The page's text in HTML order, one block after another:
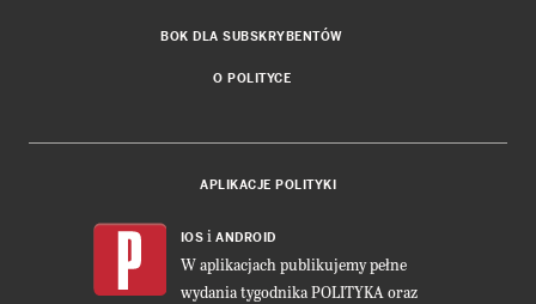
BOK DLA SUBSKRYBENTÓW
O POLITYCE
APLIKACJE POLITYKI
IOS i ANDROID
W aplikacjach publikujemy pełne
wydania tygodnika POLITYKA oraz